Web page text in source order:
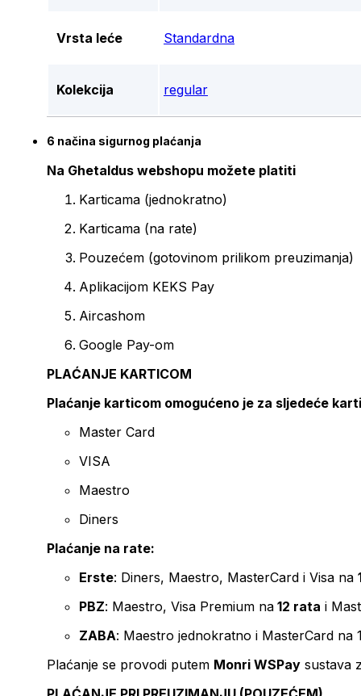
Vrsta leće Standardna
Kolekcija regular
6 načina sigurnog plaćanja
Na Ghetaldus webshopu možete platiti
Karticama (jednokratno)
Karticama (na rate)
Pouzećem (gotovinom prilikom preuzimanja)
Aplikacijom KEKS Pay
Aircashom
Google Pay-om
PLAĆANJE KARTICOM
Plaćanje karticom omogućeno je za sljedeće
Master Card
VISA
Maestro
Diners
Plaćanje na rate:
Erste: Diners, Maestro, MasterCard i Visa na
PBZ: Maestro, Visa Premium na 12 rata i
ZABA: Maestro jednokratno i MasterCard na
Plaćanje se provodi putem Monri WSPay sustava